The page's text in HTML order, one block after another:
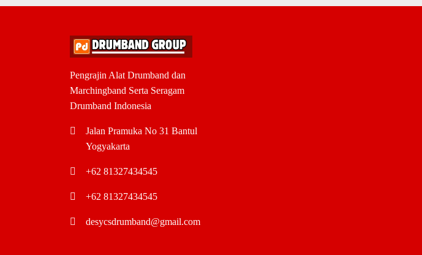
Pengrajin Alat Drumband dan
Marchingband Serta Seragam
Drumband Indonesia
Jalan Pramuka No 31 Bantul
Yogyakarta
+62 81327434545
+62 81327434545
desycsdrumband@gmail.com